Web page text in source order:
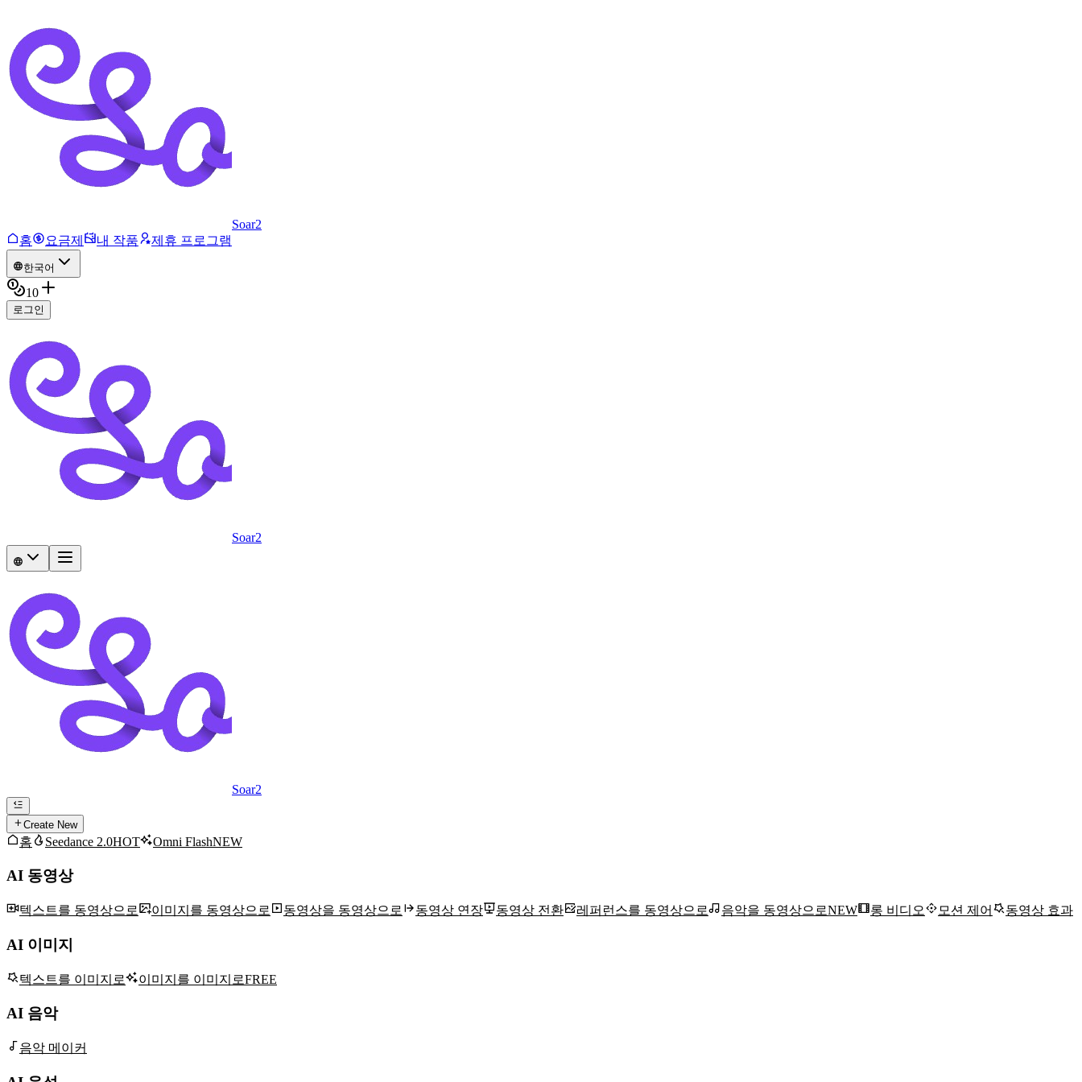
Soar2
홈
요금제 내 작품 제휴 프로그램
한국어
10
로그인
Soar2
Soar2
Create New
홈 Seedance 2.0HOT Omni FlashNEW
AI 동영상
텍스트를 동영상으로 이미지를 동영상으로 동영상을 동영상으로 동영상 연장 동영상 전환 레퍼런스를 동영상으로 음악을 동영상으로NEW 롱 비디오 모션 제어 동영상 효과
AI 이미지
텍스트를 이미지로 이미지를 이미지로FREE
AI 음악
음악 메이커